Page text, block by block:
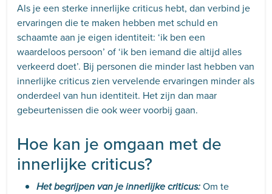
Als je een sterke innerlijke criticus hebt, dan verbind je
ervaringen die te maken hebben met schuld en
schaamte aan je eigen identiteit: ‘ik ben een
waardeloos persoon’ of ‘ik ben iemand die altijd alles
verkeerd doet’. Bij personen die minder last hebben van
innerlijke criticus zien vervelende ervaringen minder als
onderdeel van hun identiteit. Het zijn dan maar
gebeurtenissen die ook weer voorbij gaan.
Hoe kan je omgaan met de
innerlijke criticus?
Het begrijpen van je innerlijke criticus: Om te